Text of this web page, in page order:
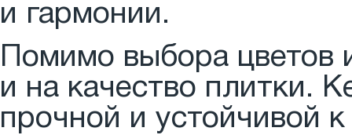
и гармонии.
Помимо выбора цветов
и на качество плитки.
прочной и устойчивой